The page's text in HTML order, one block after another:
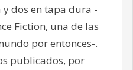
dos en tapa dura -
Fiction, una de las
por entonces-.
publicados, por